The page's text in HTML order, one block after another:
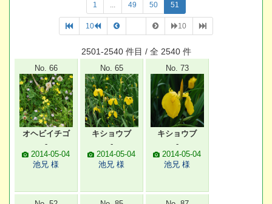
1 ... 49 50 51
10 10
2501-2540 件目 / 全 2540 件
No. 66
オヘビイチゴ
-
2014-05-04
池兄 様
No. 65
キショウブ
-
2014-05-04
池兄 様
No. 73
キショウブ
-
2014-05-04
池兄 様